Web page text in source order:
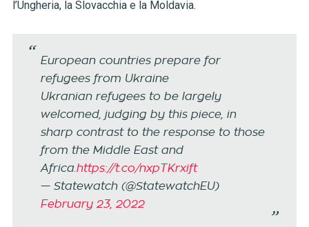
l’Ungheria, la Slovacchia e la Moldavia.
European countries prepare for
refugees from Ukraine
Ukranian refugees to be largely
welcomed, judging by this piece, in
sharp contrast to the response to those
from the Middle East and
Africa. https://t.co/nxpTKrxift
— Statewatch (@StatewatchEU)
February 23, 2022